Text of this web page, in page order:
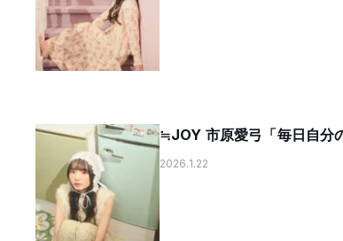
≒JOY 市原愛弓「毎日自分
2026.1.22